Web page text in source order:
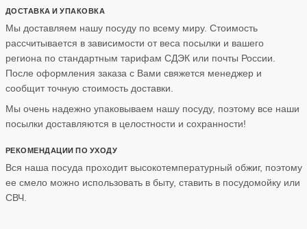
ДОСТАВКА И УПАКОВКА
Мы доставляем нашу посуду по всему миру. Стоимость
рассчитывается в зависимости от веса посылки и вашего
региона по стандартным тарифам СДЭК или почты России.
После оформления заказа с Вами свяжется менеджер и
сообщит точную стоимость доставки.
Мы очень надежно упаковываем нашу посуду, поэтому все наши
посылки доставляются в целостности и сохранности!
РЕКОМЕНДАЦИИ ПО УХОДУ
Вся наша посуда проходит высокотемпературный обжиг, поэтому
ее смело можно использовать в быту, ставить в посудомойку или
СВЧ.